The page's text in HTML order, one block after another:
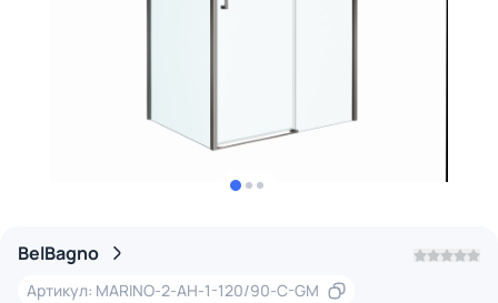
BelBagno
Артикул: MARINO-2-AH-1-120/90-C-GM